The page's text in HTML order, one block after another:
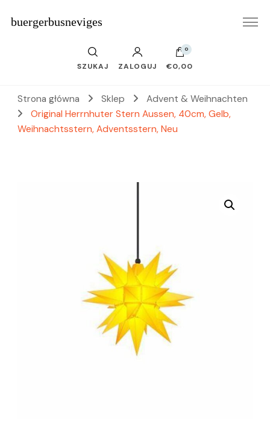
buergerbusneviges
SZUKAJ ZALOGUJ
0
€0,00
Strona główna Sklep
Advent & Weihnachten
Original Herrnhuter Stern Aussen, 40cm, Gelb,
Weihnachtsstern, Adventsstern, Neu